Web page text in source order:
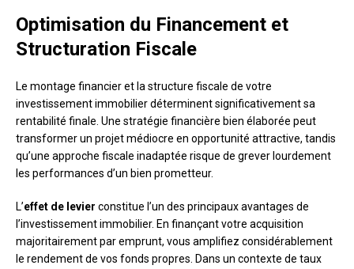
Optimisation du Financement et
Structuration Fiscale
Le montage financier et la structure fiscale de votre
investissement immobilier déterminent significativement sa
rentabilité finale. Une stratégie financière bien élaborée peut
transformer un projet médiocre en opportunité attractive, tandis
qu’une approche fiscale inadaptée risque de grever lourdement
les performances d’un bien prometteur.
L’effet de levier constitue l’un des principaux avantages de
l’investissement immobilier. En finançant votre acquisition
majoritairement par emprunt, vous amplifiez considérablement
le rendement de vos fonds propres. Dans un contexte de taux